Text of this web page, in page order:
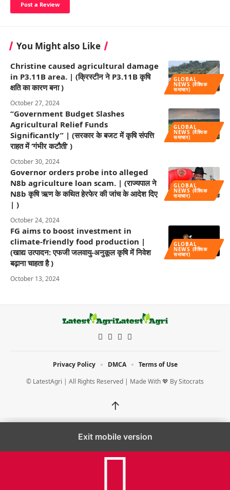
You Might also Like
GLOBAL
NEWS (वैश्विक
समाचार)
Christine caused agricultural damage
in P3.11B area. | (क्रिस्टीन ने P3.11B कृषि
क्षति का कारण बना )
October 27, 2024
GLOBAL
NEWS (वैश्विक
समाचार)
“Government Budget Slashes
Agricultural Relief Funds
Significantly” | (सरकार के बजट में कृषि संपत्ति
राहत में ‘गंभीर कटौती’ )
October 30, 2024
GLOBAL
NEWS (वैश्विक
समाचार)
Governor orders probe into alleged
N8b agriculture loan scam. | (राज्यपाल ने
N8b कृषि ऋण के कथित हेरफेर की जांच के आदेश दिए
| )
October 24, 2024
GLOBAL
NEWS (वैश्विक
समाचार)
FG aims to boost investment in
climate-friendly food production |
(खाद्य उत्पादन: एफजी जलवायु-अनुकूल कृषि में निवेश
बढ़ाना चाहता है )
October 13, 2024
© LatestAgri | All Rights Reserved | Made With 💖 BySitocrats
Privacy Policy DMCA Terms of Use
↑
Exit mobile version